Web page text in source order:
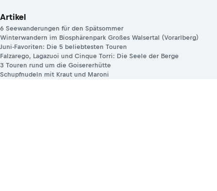
Artikel
6 Seewanderungen für den Spätsommer
Winterwandern im Biosphärenpark Großes Walsertal (Vorarlberg)
Juni-Favoriten: Die 5 beliebtesten Touren
Falzarego, Lagazuoi und Cinque Torri: Die Seele der Berge
3 Touren rund um die Goisererhütte
Schupfnudeln mit Kraut und Maroni